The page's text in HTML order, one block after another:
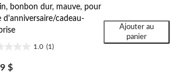
bonbon dur, mauve, pour
d'anniversaire/cadeau-
1.0 (1)
$
Ajouter au
panier